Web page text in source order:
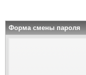
Форма смены пароля